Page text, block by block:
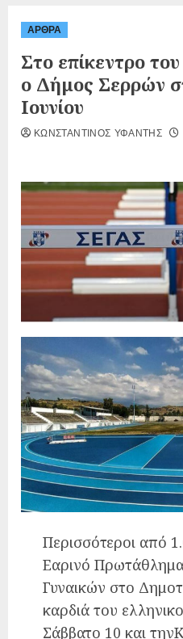
ΑΡΘΡΑ
Στο επίκεντρο
ο Δήμος Σερρών
Ιουνίου
ΚΩΝΣΤΑΝΤΙΝΟΣ ΥΦΑΝΤΗΣ
Περισσότεροι από
Εαρινό
Γυναικών στο
καρδιά του
Σάββατο 10 και